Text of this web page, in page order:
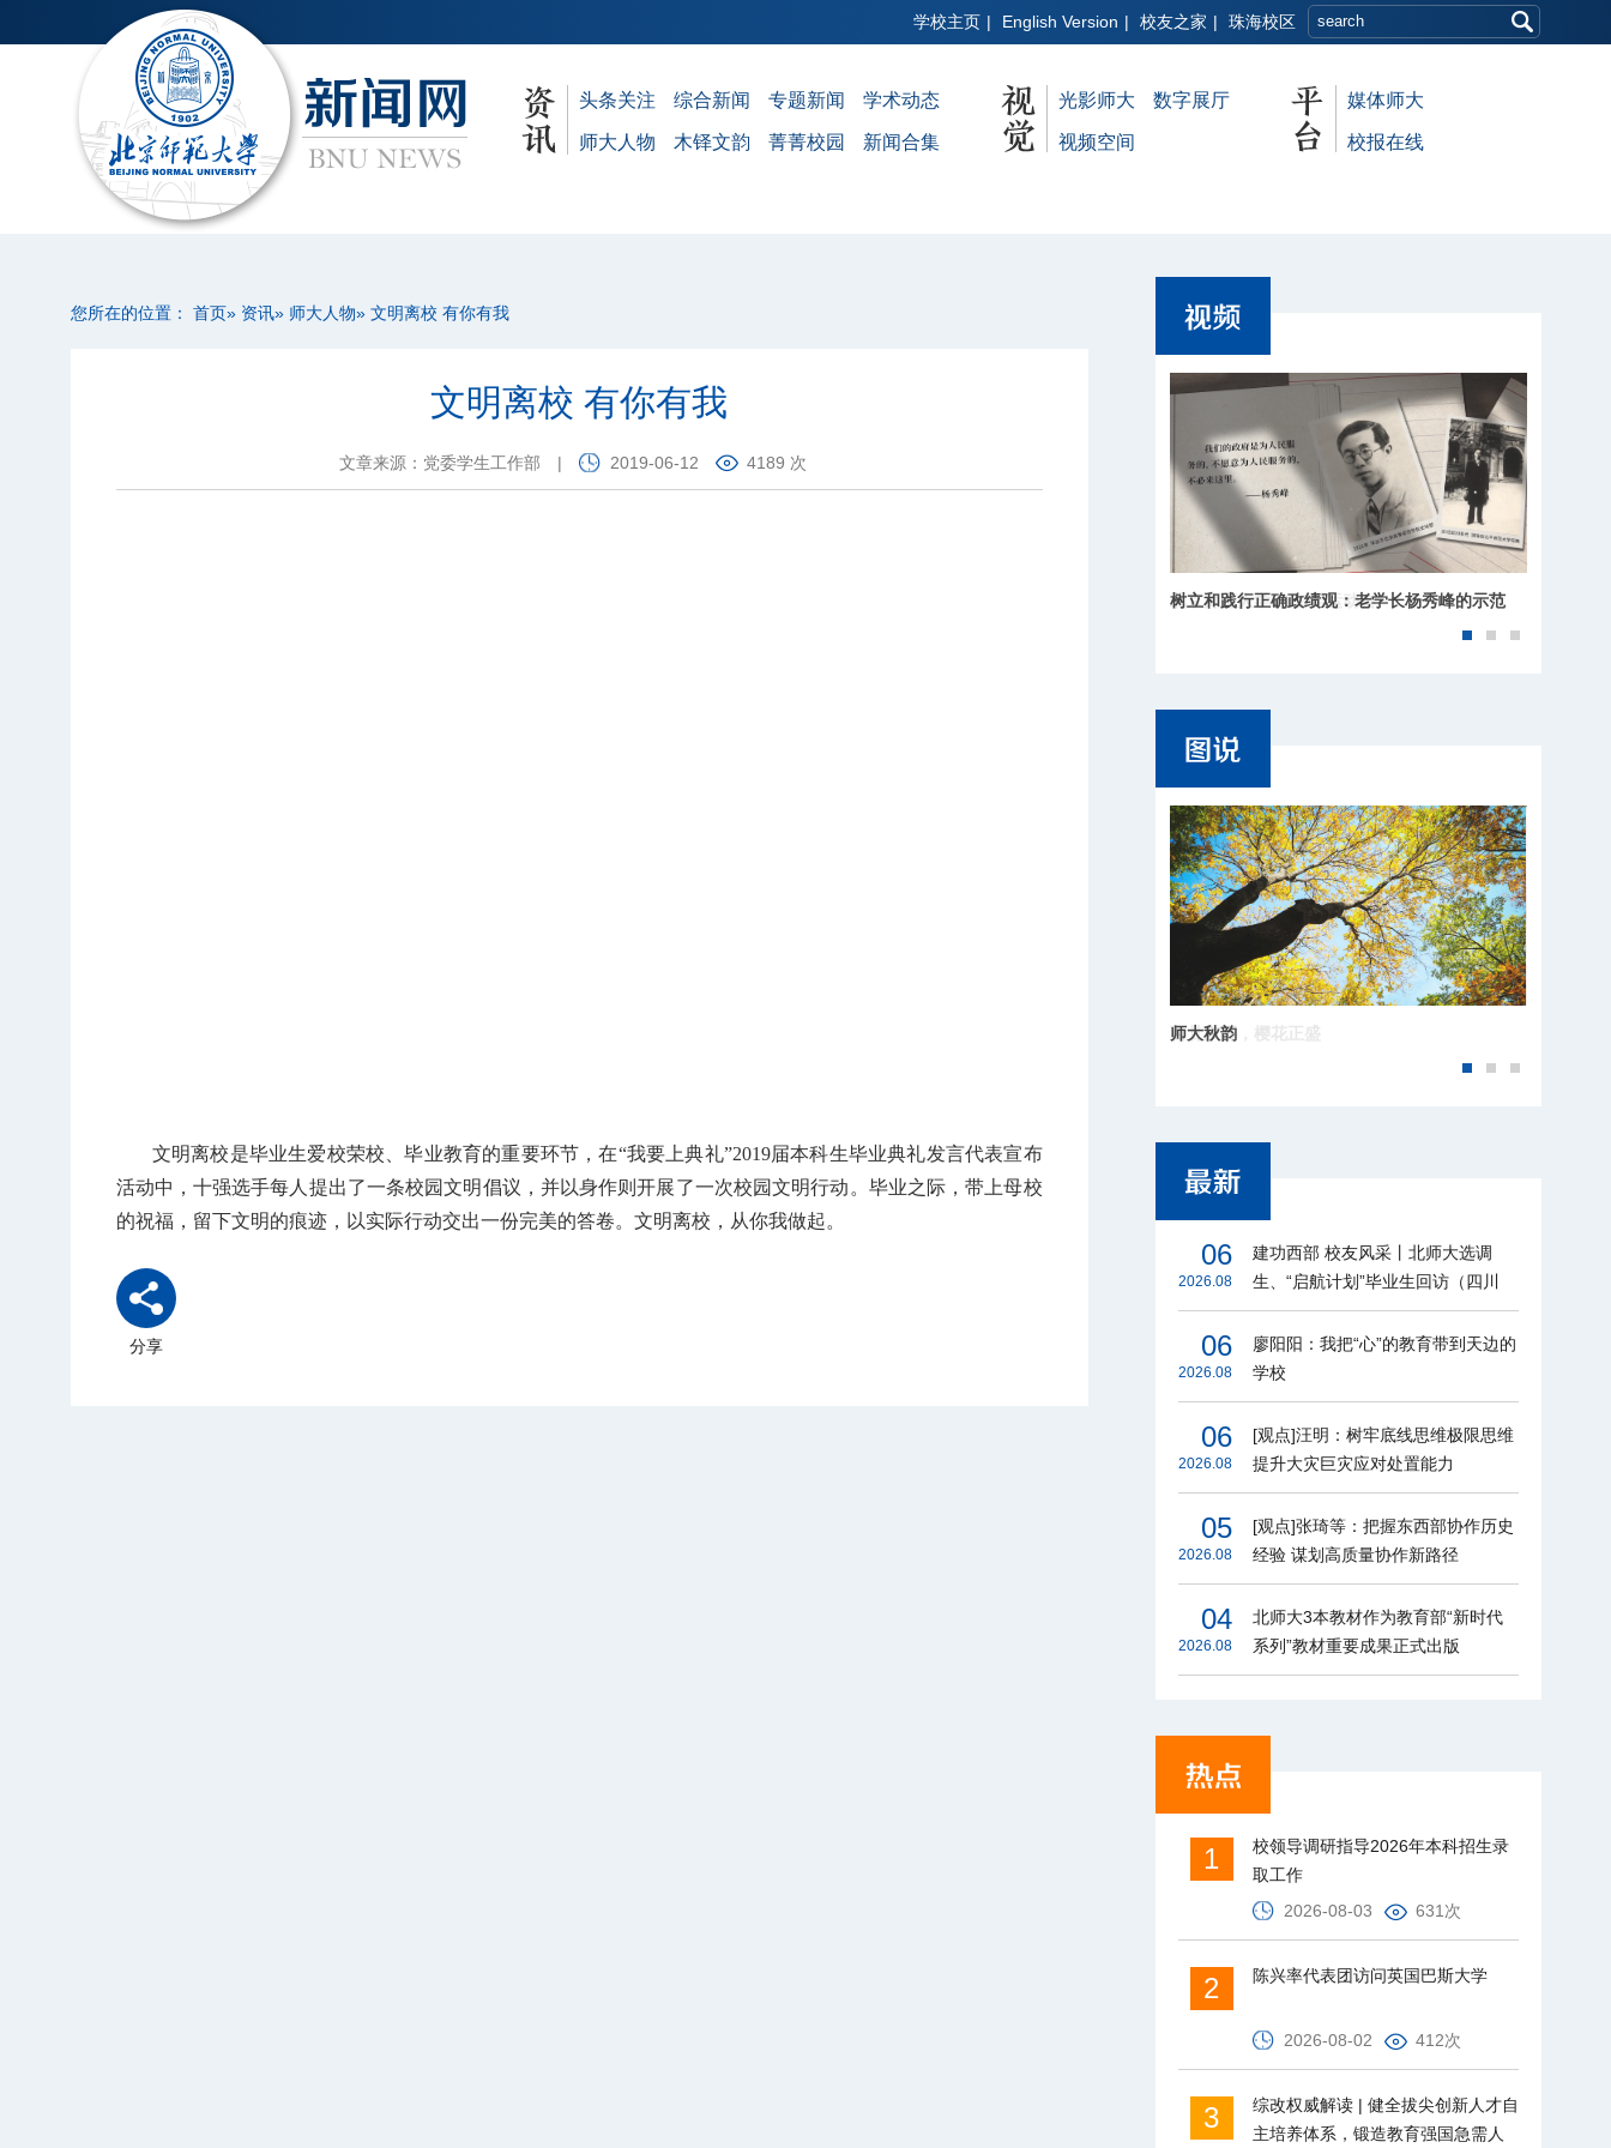
学校主页 | English Version | 校友之家 | 珠海校区
头条关注 综合新闻 专题新闻 学术动态
师大人物 木铎文韵 菁菁校园 新闻合集
光影师大 数字展厅
视频空间
媒体师大
校报在线
您所在的位置： 首页» 资讯» 师大人物» 文明离校 有你有我
文明离校 有你有我
文章来源：党委学生工作部 | 2019-06-12 4189 次
文明离校是毕业生爱校荣校、毕业教育的重要环节，在“我要上典礼”2019届本科生毕业典礼发言代表宣布
活动中，十强选手每人提出了一条校园文明倡议，并以身作则开展了一次校园文明行动。毕业之际，带上母校
的祝福，留下文明的痕迹，以实际行动交出一份完美的答卷。文明离校，从你我做起。
分享
树立和践行正确政绩观：老学长杨秀峰的示范
师大秋韵
06
2026.08
建功西部 校友风采丨北师大选调
生、“启航计划”毕业生回访（四川
篇）
06
2026.08
廖阳阳：我把“心”的教育带到天边的
学校
06
2026.08
[观点]汪明：树牢底线思维极限思维
提升大灾巨灾应对处置能力
05
2026.08
[观点]张琦等：把握东西部协作历史
经验 谋划高质量协作新路径
04
2026.08
北师大3本教材作为教育部“新时代
系列”教材重要成果正式出版
1
校领导调研指导2026年本科招生录
取工作
2026-08-03
631次
2 陈兴率代表团访问英国巴斯大学
2026-08-02 412次
3
综改权威解读 | 健全拔尖创新人才自
主培养体系，锻造教育强国急需人